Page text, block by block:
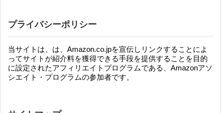
プライバシーポリシー
当サイトは、は、Amazon.co.jpを宣伝しリンクすることによ
ってサイトが紹介料を獲得できる手段を提供することを目的
に設定されたアフィリエイトプログラムである、Amazonアソ
シエイト・プログラムの参加者です。